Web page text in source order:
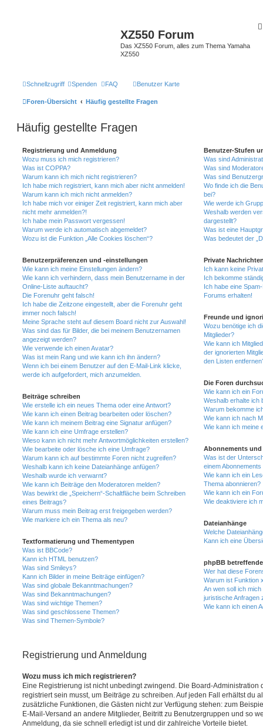
XZ550 Forum
Das XZ550 Forum, alles zum Thema Yamaha
XZ550
Schnellzugriff Spenden FAQ Benutzer Karte
Foren-Übersicht Häufig gestellte Fragen
Häufig gestellte Fragen
Registrierung und Anmeldung
Wozu muss ich mich registrieren?
Was ist COPPA?
Warum kann ich mich nicht registrieren?
Ich habe mich registriert, kann mich aber nicht anmelden!
Warum kann ich mich nicht anmelden?
Ich habe mich vor einiger Zeit registriert, kann mich aber
nicht mehr anmelden?!
Ich habe mein Passwort vergessen!
Warum werde ich automatisch abgemeldet?
Wozu ist die Funktion „Alle Cookies löschen“?
Benutzerpräferenzen und -einstellungen
Wie kann ich meine Einstellungen ändern?
Wie kann ich verhindern, dass mein Benutzername in der
Online-Liste auftaucht?
Die Forenuhr geht falsch!
Ich habe die Zeitzone eingestellt, aber die Forenuhr geht
immer noch falsch!
Meine Sprache steht auf diesem Board nicht zur Auswahl!
Was sind das für Bilder, die bei meinem Benutzernamen
angezeigt werden?
Wie verwende ich einen Avatar?
Was ist mein Rang und wie kann ich ihn ändern?
Wenn ich bei einem Benutzer auf den E-Mail-Link klicke,
werde ich aufgefordert, mich anzumelden.
Beiträge schreiben
Wie erstelle ich ein neues Thema oder eine Antwort?
Wie kann ich einen Beitrag bearbeiten oder löschen?
Wie kann ich meinem Beitrag eine Signatur anfügen?
Wie kann ich eine Umfrage erstellen?
Wieso kann ich nicht mehr Antwortmöglichkeiten erstellen?
Wie bearbeite oder lösche ich eine Umfrage?
Warum kann ich auf bestimmte Foren nicht zugreifen?
Weshalb kann ich keine Dateianhänge anfügen?
Weshalb wurde ich verwarnt?
Wie kann ich Beiträge den Moderatoren melden?
Was bewirkt die „Speichern“-Schaltfläche beim Schreiben
eines Beitrags?
Warum muss mein Beitrag erst freigegeben werden?
Wie markiere ich ein Thema als neu?
Textformatierung und Thementypen
Was ist BBCode?
Kann ich HTML benutzen?
Was sind Smileys?
Kann ich Bilder in meine Beiträge einfügen?
Was sind globale Bekanntmachungen?
Was sind Bekanntmachungen?
Was sind wichtige Themen?
Was sind geschlossene Themen?
Was sind Themen-Symbole?
Benutzer-Stufen
Was sind
Was sind
Was sind
Wo finde ich die
bei?
Wie werde ich
Weshalb werden
dargestellt?
Was ist eine
Was bedeutet der
Private
Ich kann keine
Ich bekomme
Ich habe eine
Forums erhalten!
Freunde und
Wozu benötige ich
Mitglieder?
Wie kann ich
der ignorierten
den Listen
Die Foren
Wie kann ich ein
Weshalb erhalte ich
Warum bekomme
Wie kann ich nach
Wie kann ich meine
Abonnements und
Was ist der
einem
Wie kann ich ein
Thema abonnieren?
Wie kann ich ein
Wie deaktiviere ich
Dateianhänge
Welche
Kann ich eine
phpBB
Wer hat diese
Warum ist Funktion
An wen soll ich
juristische Anfragen
Wie kann ich einen
Registrierung und Anmeldung
Wozu muss ich mich registrieren?
Eine Registrierung ist nicht unbedingt zwingend. Die Board-Administration
registriert sein musst, um Beiträge zu schreiben. Auf jeden Fall erhältst du
zusätzliche Funktionen, die Gästen nicht zur Verfügung stehen: zum
E-Mail-Versand an andere Mitglieder, Beitritt zu Benutzergruppen und so
Anmeldung, da sie schnell erledigt ist und dir zahlreiche Vorteile bietet.